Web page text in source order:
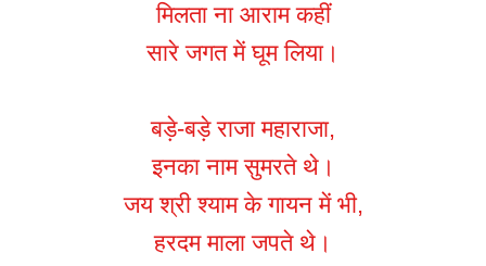
मिलता ना आराम कहीं
सारे जगत में घूम लिया।
बड़े-बड़े राजा महाराजा,
इनका नाम सुमरते थे।
जय श्री श्याम के गायन में भी,
हरदम माला जपते थे।